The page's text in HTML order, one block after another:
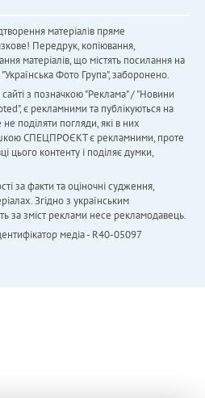
матеріалів пряме
Передрук, копіювання,
матеріалів, що містять посилання на
Фото Група", заборонено.
з позначкою "Реклама" / "Новини
є рекламними та публікуються на
поділяти погляди, які в них
СПЕЦПРОЄКТ є рекламними, проте
цього контенту і поділяє думки,
за факти та оціночні судження,
Згідно з українським
за зміст реклами несе рекламодавець.
медіа - R40-05097